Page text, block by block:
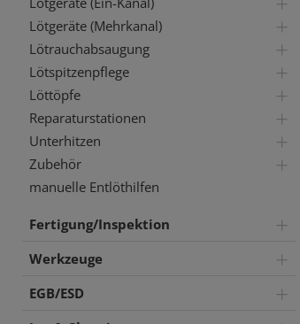
Lötgeräte (Mehrkanal)
Lötrauchabsaugung
Lötspitzenpflege
Löttöpfe
Reparaturstationen
Unterhitzen
Zubehör
manuelle Entlöthilfen
Fertigung/Inspektion
Werkzeuge
EGB/ESD